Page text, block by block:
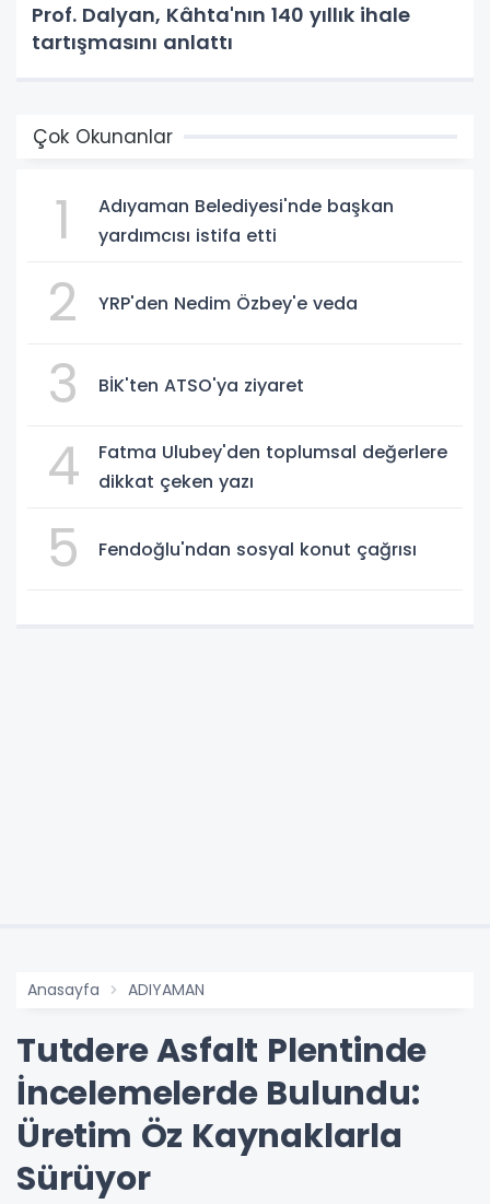
Prof. Dalyan, Kâhta'nın 140 yıllık ihale
tartışmasını anlattı
Çok Okunanlar
1
Adıyaman Belediyesi'nde başkan
yardımcısı istifa etti
2 YRP'den Nedim Özbey'e veda
3 BİK'ten ATSO'ya ziyaret
4
Fatma Ulubey'den toplumsal değerlere
dikkat çeken yazı
5 Fendoğlu'ndan sosyal konut çağrısı
Anasayfa ADIYAMAN
Tutdere Asfalt Plentinde
İncelemelerde Bulundu:
Üretim Öz Kaynaklarla
Sürüyor